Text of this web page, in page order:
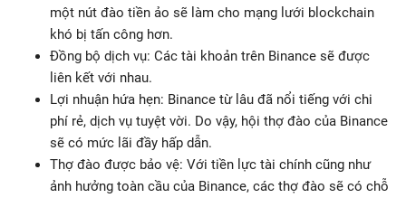
một nút đào tiền ảo sẽ làm cho mạng lưới blockchain
khó bị tấn công hơn.
Đồng bộ dịch vụ: Các tài khoản trên Binance sẽ được
liên kết với nhau.
Lợi nhuận hứa hẹn: Binance từ lâu đã nổi tiếng với chi
phí rẻ, dịch vụ tuyệt vời. Do vậy, hội thợ đào của Binance
sẽ có mức lãi đầy hấp dẫn.
Thợ đào được bảo vệ: Với tiền lực tài chính cũng như
ảnh hưởng toàn cầu của Binance, các thợ đào sẽ có chỗ